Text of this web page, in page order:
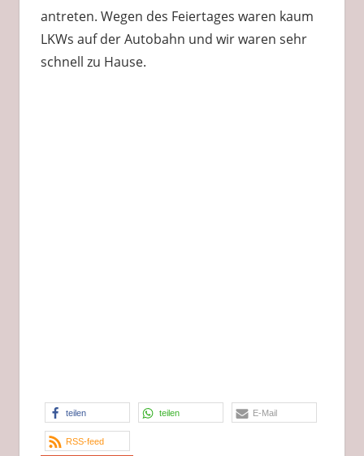
antreten. Wegen des Feiertages waren kaum
LKWs auf der Autobahn und wir waren sehr
schnell zu Hause.
teilen teilen E-Mail
RSS-feed